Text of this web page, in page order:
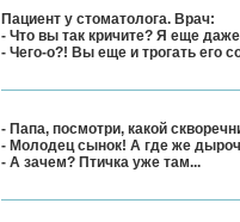
Пациент у стоматолога. Врач:
- Что вы так кричите? Я еще
- Чего-о?! Вы еще и трогать его
- Папа, посмотри, какой
- Молодец сынок! А где же
- А зачем? Птичка уже там...